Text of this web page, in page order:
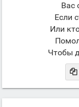
Вас
Если
Или
Чтобы
